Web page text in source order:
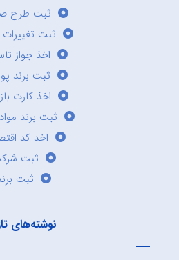
ثبت طرح
ثبت
اخذ جواز
ثبت برند
اخذ کارت
ثبت برند
اخذ کد
ثبت
ثبت
نوشته‌های